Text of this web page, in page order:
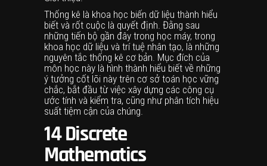
Thống kê là khoa học biến dữ liệu thành hiểu
biết và rốt cuộc là quyết định. Đằng sau
những tiến bộ gần đây trong học máy, trong
khoa học dữ liệu và trí tuệ nhân tạo, là những
nguyên tắc thống kê cơ bản. Mục đích của
môn học này là hình thành hiểu biết về những
ý tưởng cốt lõi này trên cơ sở toán học vững
chắc, bắt đầu từ việc xây dựng các công cụ
ước tính và kiểm tra, cũng như phân tích hiệu
suất tiệm cận của chúng.
14Discrete
Mathematics